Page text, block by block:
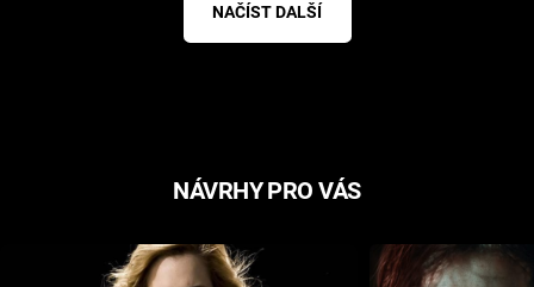
NAČÍST DALŠÍ
NÁVRHY PRO VÁS